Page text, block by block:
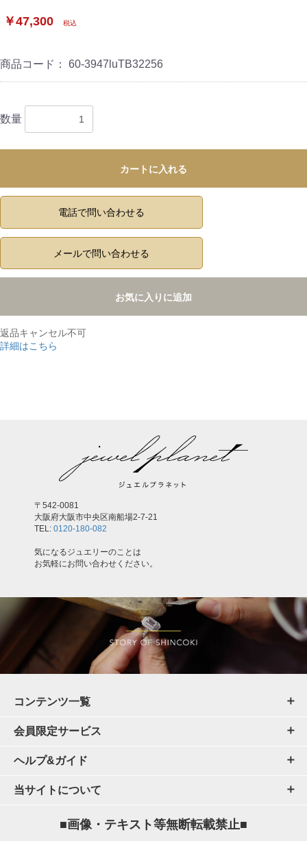
￥47,300 税込
商品コード： 60-3947luTB32256
数量
カートに入れる
電話で問い合わせる
メールで問い合わせる
お気に入りに追加
返品キャンセル不可
詳細はこちら
〒542-0081
大阪府大阪市中央区南船場2-7-21
TEL: 0120-180-082
気になるジュエリーのことは
お気軽にお問い合わせください。
コンテンツ一覧
会員限定サービス
ヘルプ&ガイド
当サイトについて
■画像・テキスト等無断転載禁止■